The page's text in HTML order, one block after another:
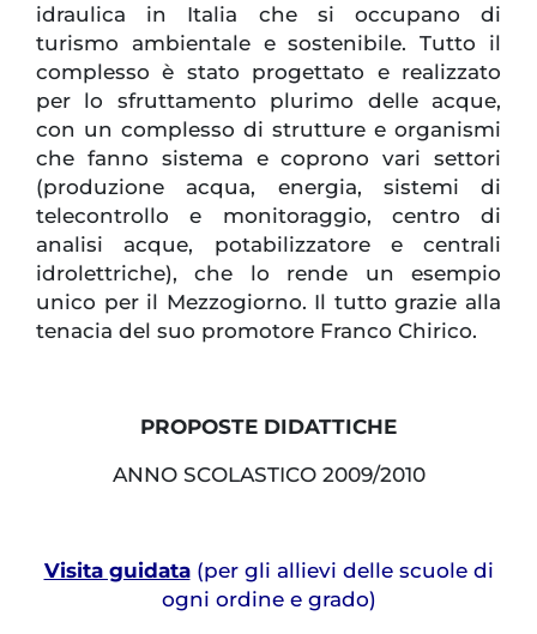
idraulica in Italia che si occupano di
turismo ambientale e sostenibile. Tutto il
complesso è stato progettato e realizzato
per lo sfruttamento plurimo delle acque,
con un complesso di strutture e organismi
che fanno sistema e coprono vari settori
(produzione acqua, energia, sistemi di
telecontrollo e monitoraggio, centro di
analisi acque, potabilizzatore e centrali
idrolettriche), che lo rende un esempio
unico per il Mezzogiorno. Il tutto grazie alla
tenacia del suo promotore Franco Chirico.
PROPOSTE DIDATTICHE
ANNO SCOLASTICO 2009/2010
Visita guidata(per gli allievi delle scuole di
ogni ordine e grado)